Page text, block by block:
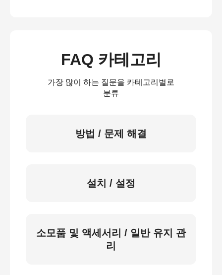
FAQ 카테고리
가장 많이 하는 질문을 카테고리별로
분류
방법 / 문제 해결
설치 / 설정
소모품 및 액세서리 / 일반 유지 관
리